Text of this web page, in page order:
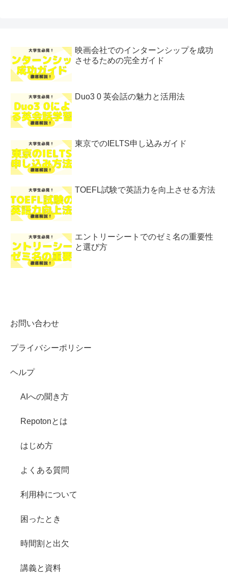
映画会社でのインターンシップを成功
させるための完全ガイド
Duo3 0 英会話の魅力と活用法
東京でのIELTS申し込みガイド
TOEFL試験で英語力を向上させる方法
エントリーシートでのゼミ名の重要性
と選び方
お問い合わせ
プライバシーポリシー
ヘルプ
AIへの聞き方
Repotonとは
はじめ方
よくある質問
利用枠について
困ったとき
時間割と出欠
講義と資料